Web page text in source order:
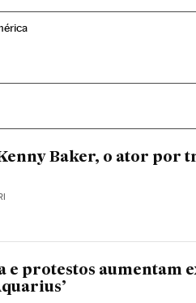
Baker, o ator por
e protestos aumentam